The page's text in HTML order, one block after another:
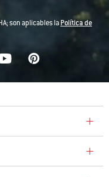
son aplicables laPolítica de